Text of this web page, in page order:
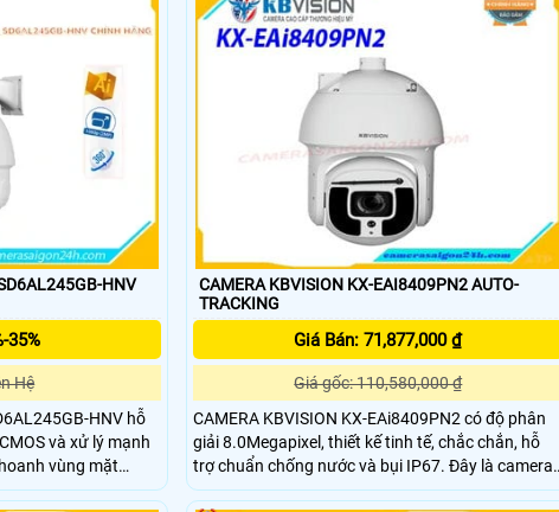
HNV
35%
Hệ
HNV hỗ
và xử lý mạnh
sát hồng Ngoại
CAMERA KBVISION KX-EAI8409PN2 AUTO-
TRACKING
Giá Bán: 71,877,000 ₫
Giá gốc: 110,580,000 ₫
CAMERA KBVISION KX-EAi8409PN2 có độ phân
giải 8.0Megapixel, thiết kế tinh tế, chắc chắn, hỗ
trợ chuẩn chống nước và bụi IP67. Đây là camera
quan sát để phục vụ cho các dự án với quy mô lớn